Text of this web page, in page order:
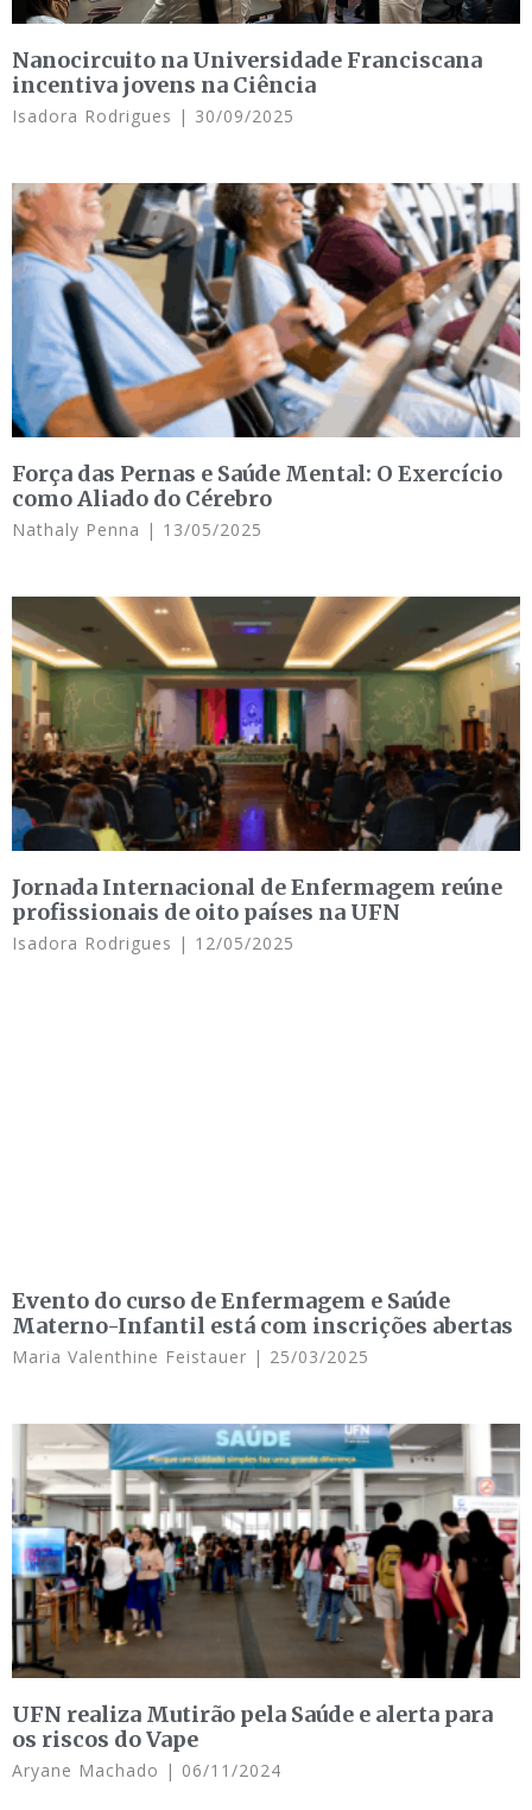
Nanocircuito na Universidade Franciscana
incentiva jovens na Ciência
Isadora Rodrigues 30/09/2025
Força das Pernas e Saúde Mental: O Exercício
como Aliado do Cérebro
Nathaly Penna 13/05/2025
Jornada Internacional de Enfermagem reúne
profissionais de oito países na UFN
Isadora Rodrigues 12/05/2025
Evento do curso de Enfermagem e Saúde
Materno-Infantil está com inscrições abertas
Maria Valenthine Feistauer 25/03/2025
UFN realiza Mutirão pela Saúde e alerta para
os riscos do Vape
Aryane Machado 06/11/2024